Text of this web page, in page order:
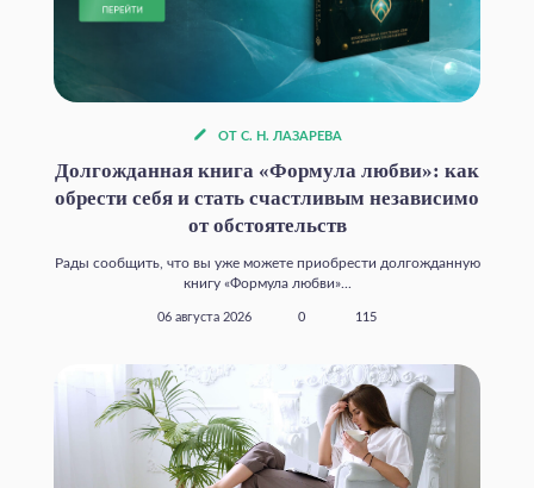
ОТ С. Н. ЛАЗАРЕВА
Долгожданная книга «Формула любви»: как
обрести себя и стать счастливым независимо
от обстоятельств
Рады сообщить, что вы уже можете приобрести долгожданную
книгу «Формула любви»...
06 августа 2026 0 115